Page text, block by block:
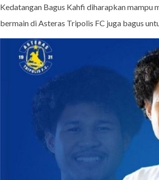
Kedatangan Bagus Kahfi diharapkan mampu
bermain di Asteras Tripolis FC juga bagus